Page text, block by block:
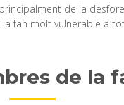
de la
fan molt vulnerable a
de la